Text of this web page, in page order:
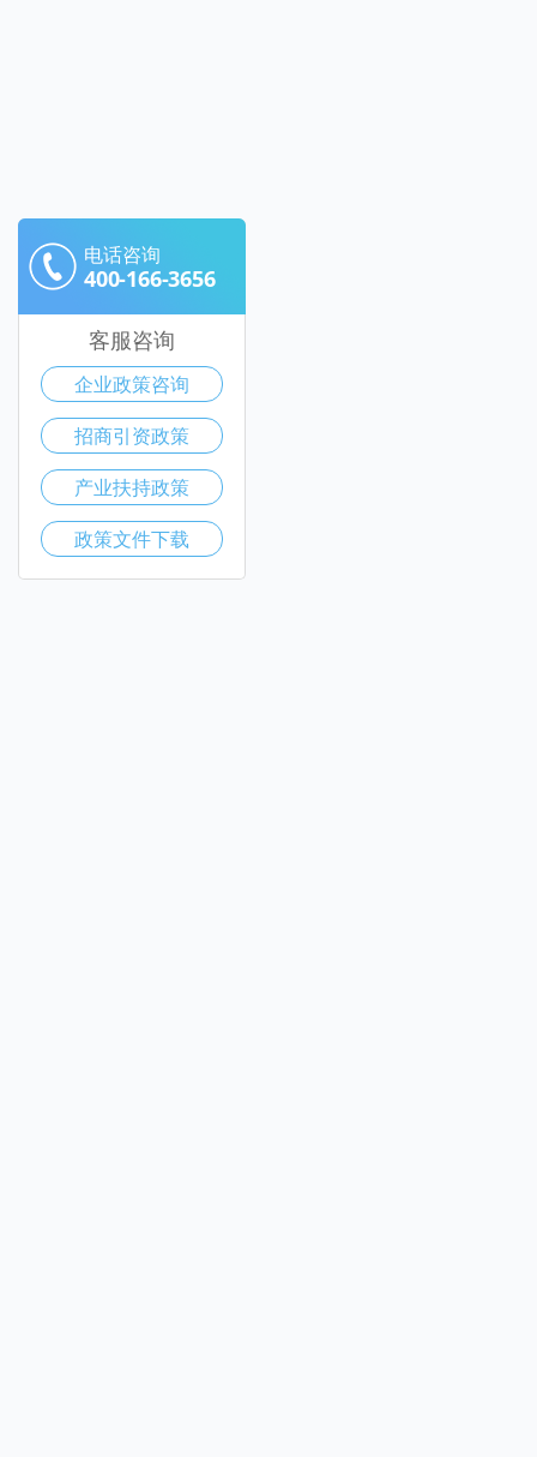
电话咨询
400-166-3656
客服咨询
企业政策咨询
招商引资政策
产业扶持政策
政策文件下载